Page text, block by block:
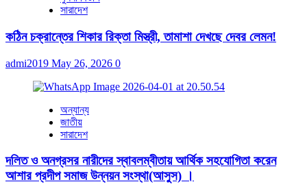
সারাদেশ
কঠিন চক্রান্তের শিকার রিক্তা মিস্ত্রী, তামাশা দেখছে দেবর লেমন!
admi2019 May 26, 2026 0
অন্যান্য
জাতীয়
সারাদেশ
দলিত ও অনগ্রসর নারীদের স্বাবলম্বীতায় আর্থিক সহযোগিতা করেন
আশার প্রদীপ সমাজ উন্নয়ন সংস্থা(আসুস) ।